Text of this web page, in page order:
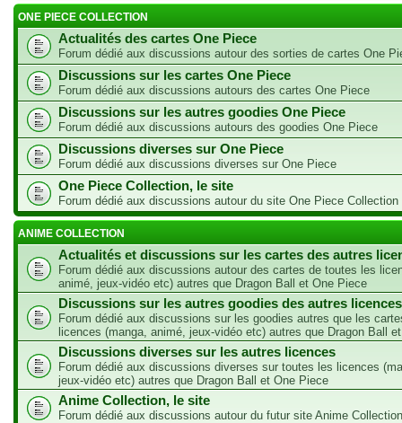
ONE PIECE COLLECTION
Actualités des cartes One Piece
Forum dédié aux discussions autour des sorties de cartes One
Discussions sur les cartes One Piece
Forum dédié aux discussions autours des cartes One Piece
Discussions sur les autres goodies One Piece
Forum dédié aux discussions autours des goodies One Piece
Discussions diverses sur One Piece
Forum dédié aux discussions diverses sur One Piece
One Piece Collection, le site
Forum dédié aux discussions autour du site One Piece Collection
ANIME COLLECTION
Actualités et discussions sur les cartes des autres
Forum dédié aux discussions autour des cartes de toutes les
animé, jeux-vidéo etc) autres que Dragon Ball et One Piece
Discussions sur les autres goodies des autres licences
Forum dédié aux discussions sur les goodies autres que les
licences (manga, animé, jeux-vidéo etc) autres que Dragon Ball
Discussions diverses sur les autres licences
Forum dédié aux discussions diverses sur toutes les licences
jeux-vidéo etc) autres que Dragon Ball et One Piece
Anime Collection, le site
Forum dédié aux discussions autour du futur site Anime Collection